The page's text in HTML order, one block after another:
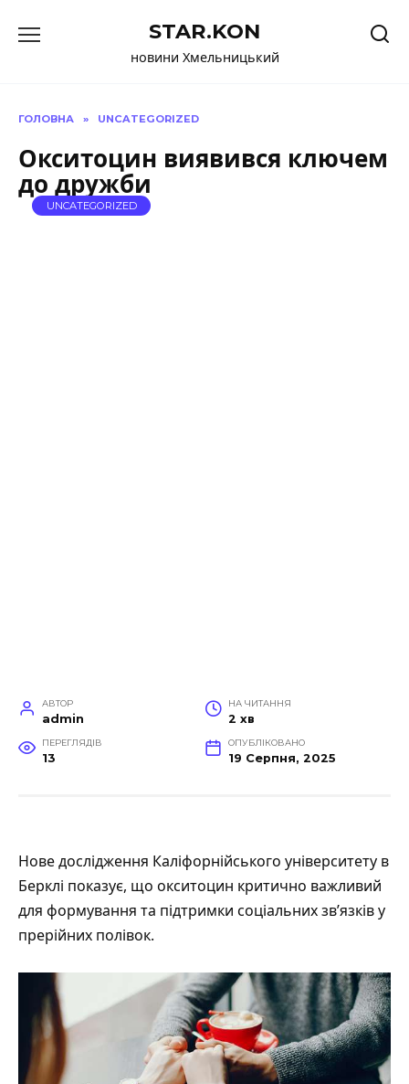
до
STAR.KON
новини Хмельницький
ГОЛОВНА » UNCATEGORIZED
Окситоцин виявився ключем
до дружби
UNCATEGORIZED
АВТОР
admin
НА ЧИТАННЯ
2 хв
ПЕРЕГЛЯДІВ
13
ОПУБЛІКОВАНО
19 Серпня, 2025
Нове дослідження Каліфорнійського університету в
Берклі показує, що окситоцин критично важливий
для формування та підтримки соціальних зв’язків у
прерійних полівок.